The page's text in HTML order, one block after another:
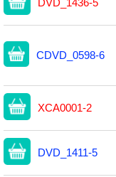
DVD_1436-5
CDVD_0598-6
XCA0001-2
DVD_1411-5